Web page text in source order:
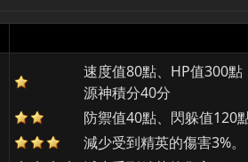
速度值80點、HP值300點
源神積分40分
防禦值40點、閃躲值120
減少受到精英的傷害3%。